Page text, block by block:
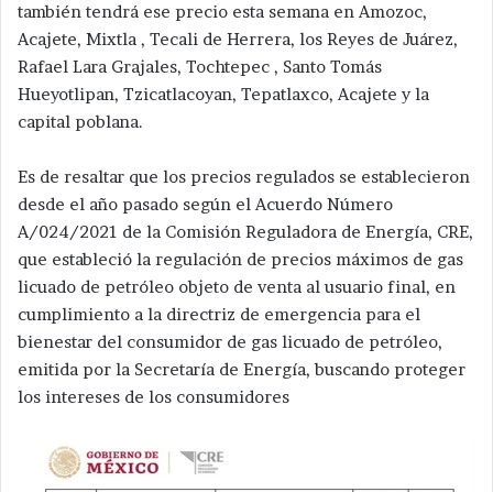
también tendrá ese precio esta semana en Amozoc,
Acajete, Mixtla , Tecali de Herrera, los Reyes de Juárez,
Rafael Lara Grajales, Tochtepec , Santo Tomás
Hueyotlipan, Tzicatlacoyan, Tepatlaxco, Acajete y la
capital poblana.
Es de resaltar que los precios regulados se establecieron
desde el año pasado según el Acuerdo Número
A/024/2021 de la Comisión Reguladora de Energía, CRE,
que estableció la regulación de precios máximos de gas
licuado de petróleo objeto de venta al usuario final, en
cumplimiento a la directriz de emergencia para el
bienestar del consumidor de gas licuado de petróleo,
emitida por la Secretaría de Energía, buscando proteger
los intereses de los consumidores